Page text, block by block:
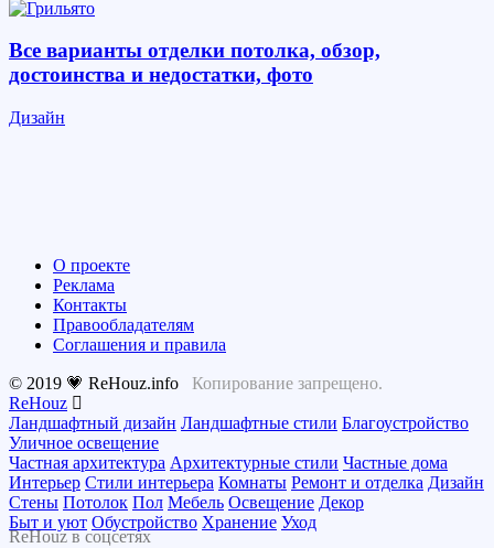
Все варианты отделки потолка, обзор,
достоинства и недостатки, фото
Дизайн
О проекте
Реклама
Контакты
Правообладателям
Соглашения и правила
© 2019 💗 ReHouz.info Копирование запрещено.
ReHouz
Ландшафтный дизайн Ландшафтные стили Благоустройство
Уличное освещение
Частная архитектура Архитектурные стили Частные дома
Интерьер Стили интерьера Комнаты Ремонт и отделка Дизайн
Стены Потолок Пол Мебель Освещение Декор
Быт и уют Обустройство Хранение Уход
ReHouz в соцсетях